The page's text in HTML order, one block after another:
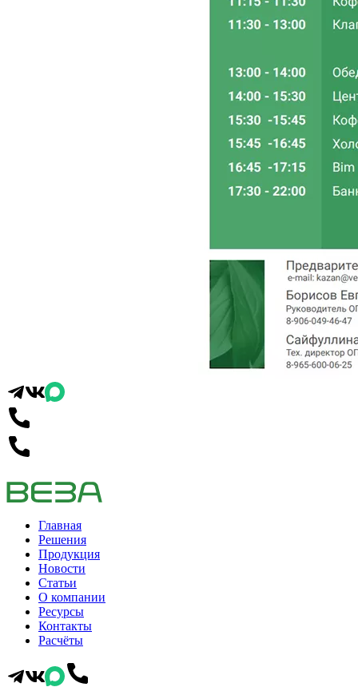
Главная
Решения
Продукция
Новости
Статьи
О компании
Ресурсы
Контакты
Расчёты